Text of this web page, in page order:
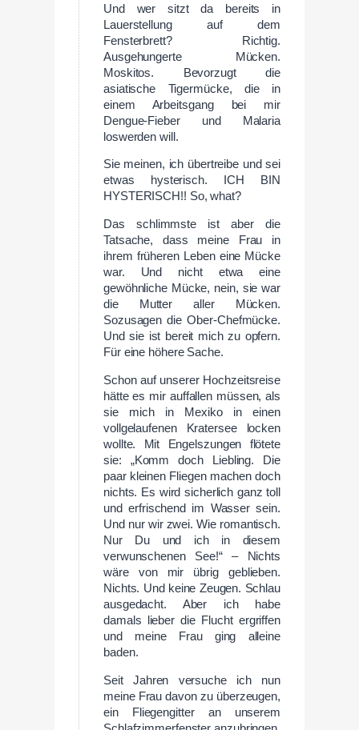
Und wer sitzt da bereits in
Lauerstellung auf dem
Fensterbrett? Richtig.
Ausgehungerte Mücken.
Moskitos. Bevorzugt die
asiatische Tigermücke, die in
einem Arbeitsgang bei mir
Dengue-Fieber und Malaria
loswerden will.
Sie meinen, ich übertreibe und sei
etwas hysterisch. ICH BIN
HYSTERISCH!! So, what?
Das schlimmste ist aber die
Tatsache, dass meine Frau in
ihrem früheren Leben eine Mücke
war. Und nicht etwa eine
gewöhnliche Mücke, nein, sie war
die Mutter aller Mücken.
Sozusagen die Ober-Chefmücke.
Und sie ist bereit mich zu opfern.
Für eine höhere Sache.
Schon auf unserer Hochzeitsreise
hätte es mir auffallen müssen, als
sie mich in Mexiko in einen
vollgelaufenen Kratersee locken
wollte. Mit Engelszungen flötete
sie: „Komm doch Liebling. Die
paar kleinen Fliegen machen doch
nichts. Es wird sicherlich ganz toll
und erfrischend im Wasser sein.
Und nur wir zwei. Wie romantisch.
Nur Du und ich in diesem
verwunschenen See!“ – Nichts
wäre von mir übrig geblieben.
Nichts. Und keine Zeugen. Schlau
ausgedacht. Aber ich habe
damals lieber die Flucht ergriffen
und meine Frau ging alleine
baden.
Seit Jahren versuche ich nun
meine Frau davon zu überzeugen,
ein Fliegengitter an unserem